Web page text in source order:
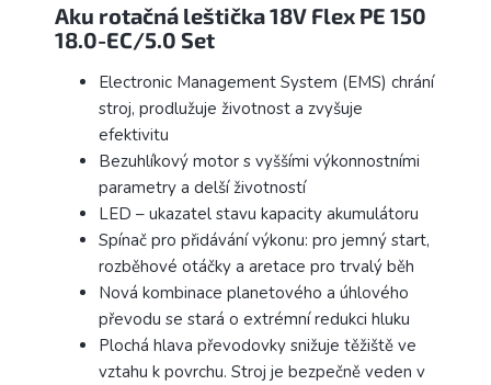
Aku rotačná leštička 18V Flex PE 150
18.0-EC/5.0 Set
Electronic Management System (EMS) chrání
stroj, prodlužuje životnost a zvyšuje
efektivitu
Bezuhlíkový motor s vyššími výkonnostními
parametry a delší životností
LED – ukazatel stavu kapacity akumulátoru
Spínač pro přidávání výkonu: pro jemný start,
rozběhové otáčky a aretace pro trvalý běh
Nová kombinace planetového a úhlového
převodu se stará o extrémní redukci hluku
Plochá hlava převodovky snižuje těžiště ve
vztahu k povrchu. Stroj je bezpečně veden v